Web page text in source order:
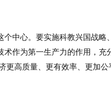
中心。要实施科教兴国战略
术作为第一生产力的作用，充
更高质量、更有效率、更加公